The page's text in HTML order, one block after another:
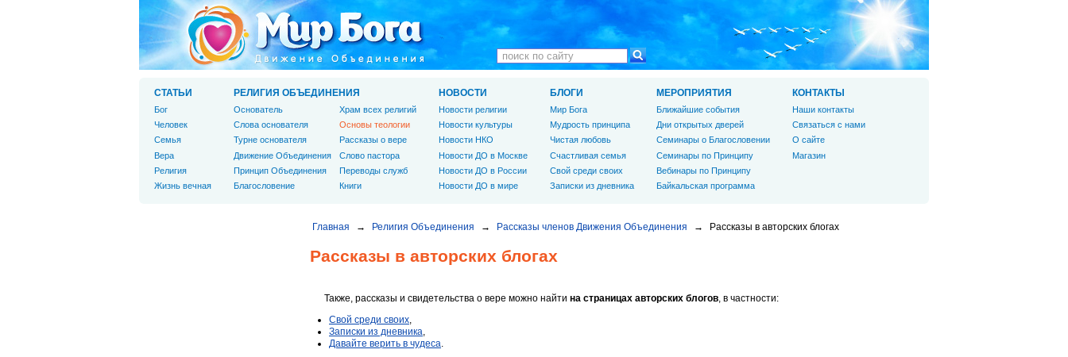
Главная → Религия Объединения → Рассказы членов Движения Объединения → Рассказы в авторских блогах
Рассказы в авторских блогах
Также, рассказы и свидетельства о вере можно найти на страницах авторских блогов, в частности:
Свой среди своих,
Записки из дневника,
Давайте верить в чудеса.
СТАТЬИ
Бог
Человек
Cемья
Вера
Религия
Жизнь вечная
РЕЛИГИЯ ОБЪЕДИНЕНИЯ
Основатель
Слова основателя
Турне основателя
Движение Объединения
Принцип Объединения
Благословение
Храм всех религий
Основы теологии
Рассказы о вере
Слово пастора
Переводы служб
Книги
НОВОСТИ
Новости религии
Новости культуры
Новости НКО
Новости ДО в Москве
Новости ДО в России
Новости ДО в мире
БЛОГИ
Мир Бога
Мудрость принципа
Чистая любовь
Счастливая семья
Свой среди своих
Записки из дневника
МЕРОПРИЯТИЯ
Ближайшие события
Дни открытых дверей
Семинары о Благословении
Семинары по Принципу
Вебинары по Принципу
Байкальская программа
КОНТАКТЫ
Наши контакты
Связаться с нами
О сайте
Магазин